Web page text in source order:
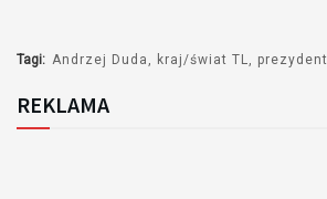
Tagi: Andrzej Duda kraj/świat TL prezydent
REKLAMA